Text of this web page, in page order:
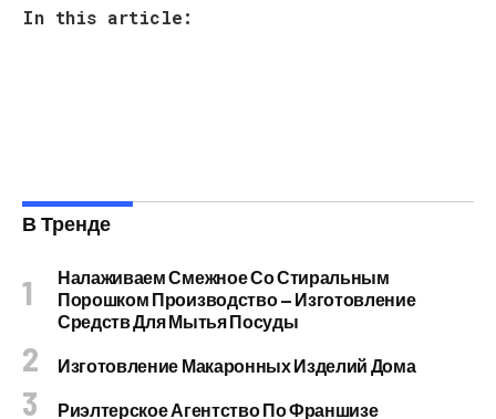
In this article:
В Тренде
Налаживаем Смежное Со Стиральным
Порошком Производство — Изготовление
Средств Для Мытья Посуды
Изготовление Макаронных Изделий Дома
Риэлтерское Агентство По Франшизе